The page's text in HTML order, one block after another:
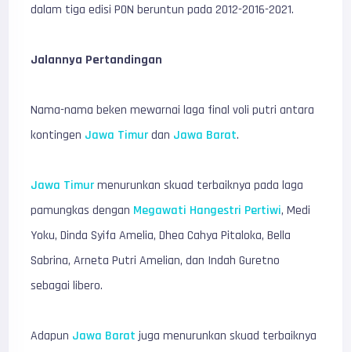
dalam tiga edisi PON beruntun pada 2012-2016-2021.
Jalannya Pertandingan
Nama-nama beken mewarnai laga final voli putri antara
kontingen Jawa Timurdan Jawa Barat.
Jawa Timurmenurunkan skuad terbaiknya pada laga
pamungkas dengan Megawati Hangestri Pertiwi, Medi
Yoku, Dinda Syifa Amelia, Dhea Cahya Pitaloka, Bella
Sabrina, Arneta Putri Amelian, dan Indah Guretno
sebagai libero.
Adapun Jawa Barat juga menurunkan skuad terbaiknya